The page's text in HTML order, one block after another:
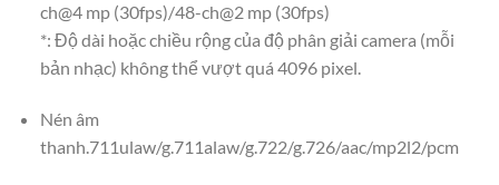
ch@4 mp (30fps)/48-ch@2 mp (30fps)
*: Độ dài hoặc chiều rộng của độ phân giải camera (mỗi
bản nhạc) không thể vượt quá 4096 pixel.
Nén âm
thanh.711ulaw/g.711alaw/g.722/g.726/aac/mp2l2/pcm